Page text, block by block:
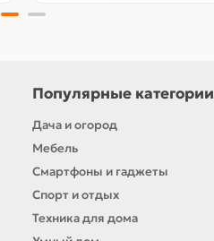
Популярные категории
Дача и огород
Мебель
Смартфоны и гаджеты
Спорт и отдых
Техника для дома